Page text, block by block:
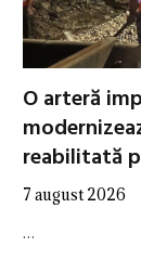
O arteră
reabilitată
7 august 2026
…